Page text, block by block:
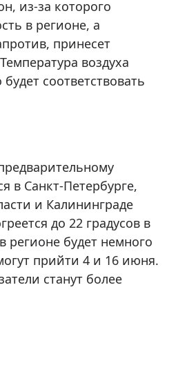
из-за которого
в регионе, а
принесет
воздуха
соответствовать
в Санкт-Петербурге,
и Калининграде
до 22 градусов в
регионе будет немного
прийти 4 и 16 июня.
станут более